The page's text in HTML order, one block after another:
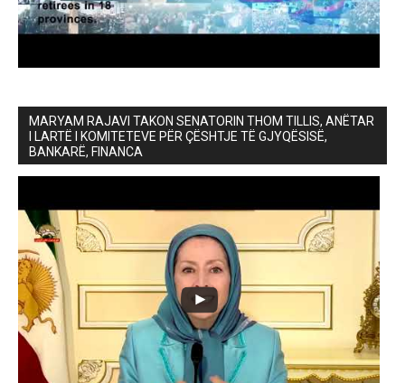
MARYAM RAJAVI TAKON SENATORIN THOM TILLIS, ANËTAR
I LARTË I KOMITETEVE PËR ÇËSHTJE TË GJYQËSISË,
BANKARË, FINANCA